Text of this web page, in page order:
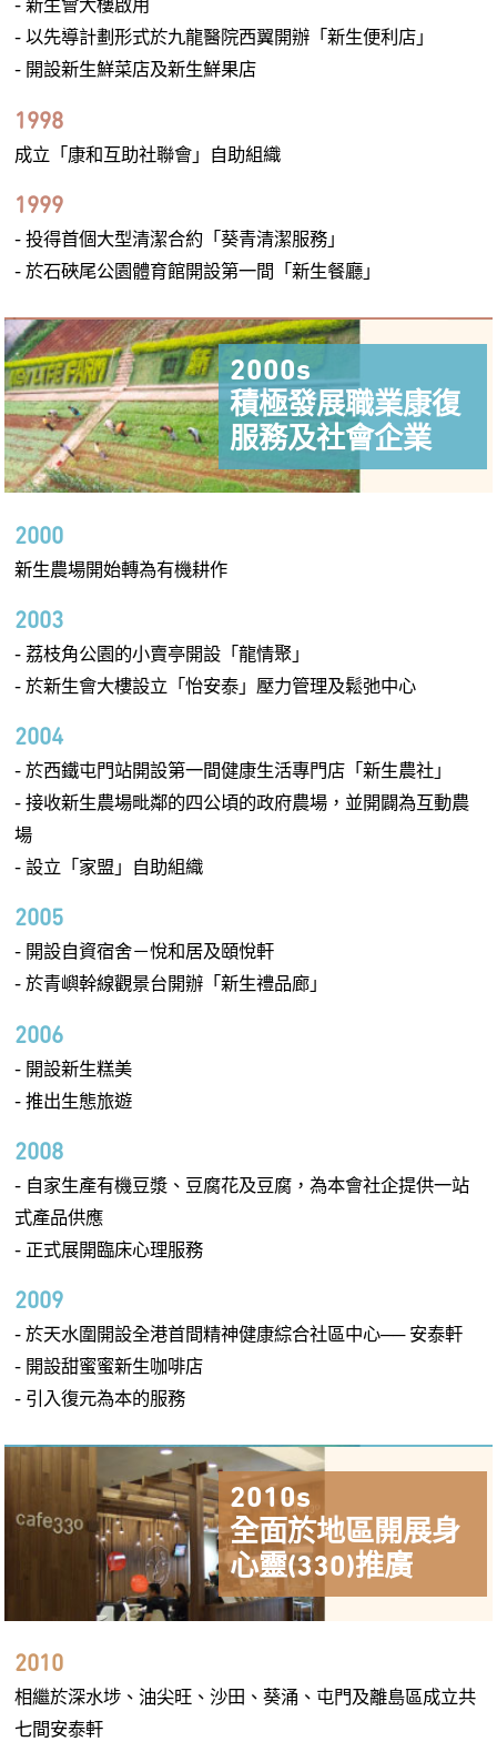
- 新生會大樓啟用
- 以先導計劃形式於九龍醫院西翼開辦「新生便利店」
- 開設新生鮮菜店及新生鮮果店
1998
成立「康和互助社聯會」自助組織
1999
- 投得首個大型清潔合約「葵青清潔服務」
- 於石硤尾公園體育館開設第一間「新生餐廳」
2000s
積極發展職業康復
服務及社會企業
2000
新生農場開始轉為有機耕作
2003
- 荔枝角公園的小賣亭開設「龍情聚」
- 於新生會大樓設立「怡安泰」壓力管理及鬆弛中心
2004
- 於西鐵屯門站開設第一間健康生活專門店「新生農社」
- 接收新生農場毗鄰的四公頃的政府農場，並開闢為互動農
場
- 設立「家盟」自助組織
2005
- 開設自資宿舍－悅和居及頤悅軒
- 於青嶼幹線觀景台開辦「新生禮品廊」
2006
- 開設新生糕美
- 推出生態旅遊
2008
- 自家生產有機豆漿、豆腐花及豆腐，為本會社企提供一站
式產品供應
- 正式展開臨床心理服務
2009
- 於天水圍開設全港首間精神健康綜合社區中心── 安泰軒
- 開設甜蜜蜜新生咖啡店
- 引入復元為本的服務
2010s
全面於地區開展身
心靈(330)推廣
2010
相繼於深水埗、油尖旺、沙田、葵涌、屯門及離島區成立共
七間安泰軒